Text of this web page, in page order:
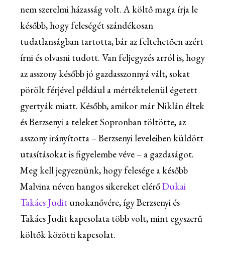
nem szerelmi házasság volt. A költő maga írja le
később, hogy feleségét szándékosan
tudatlanságban tartotta, bár az feltehetően azért
írni és olvasni tudott. Van feljegyzés arról is, hogy
az asszony később jó gazdasszonnyá vált, sokat
pörölt férjével például a mértéktelenül égetett
gyertyák miatt. Később, amikor már Niklán éltek
és Berzsenyi a teleket Sopronban töltötte, az
asszony irányította – Berzsenyi leveleiben küldött
utasításokat is figyelembe véve – a gazdaságot.
Meg kell jegyeznünk, hogy felesége a később
Malvina néven hangos sikereket elérőDukai
Takács Judit unokanővére, így Berzsenyi és
Takács Judit kapcsolata több volt, mint egyszerű
költők közötti kapcsolat.